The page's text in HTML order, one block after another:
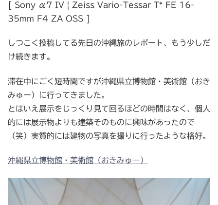
[ Sony α7 IV | Zeiss Vario-Tessar T* FE 16-
35mm F4 ZA OSS ]
しつこく投稿してる先日の沖縄旅のレポート、もう少しだ
け続きます。
滞在中にごく短時間ですが沖縄県立博物館・美術館（おき
みゅー）に行ってきました。
とはいえ展示をじっくり見て回るほどの時間はなく、個人
的には展示物よりも建築そのものに興味があったので
（笑）実質的には建物の写真を撮りに行ったような格好。
沖縄県立博物館・美術館（おきみゅー）